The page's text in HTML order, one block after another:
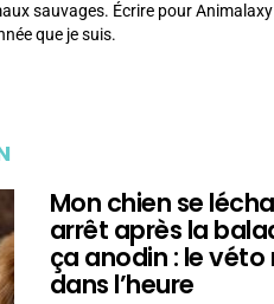
sauvages. Écrire pour
que je suis.
Mon chien se
arrêt après la
ça anodin : le véto
dans l’heure